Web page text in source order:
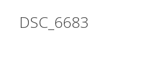
DSC_6683